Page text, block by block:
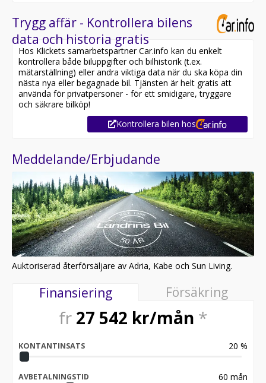
Trygg affär - Kontrollera bilens
data och historia gratis
Hos Klickets samarbetspartner Car.info kan du enkelt
kontrollera både biluppgifter och bilhistorik (t.ex.
mätarställning) eller andra viktiga data när du ska köpa din
nästa nya eller begagnade bil. Tjänsten är helt gratis att
använda för privatpersoner - för ett smidigare, tryggare
och säkrare bilköp!
Kontrollera bilen hos
Meddelande/Erbjudande
Auktoriserad återförsäljare av Adria, Kabe och Sun Living.
Finansiering Försäkring
fr 27 542 kr/mån *
KONTANTINSATS 20 %
AVBETALNINGSTID 60 mån